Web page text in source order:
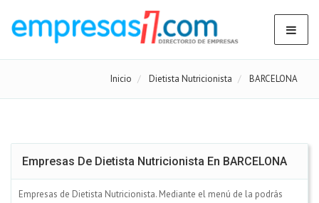
Inicio Dietista Nutricionista BARCELONA
Empresas De Dietista Nutricionista En BARCELONA
Empresas de Dietista Nutricionista. Mediante el menú de la podrás